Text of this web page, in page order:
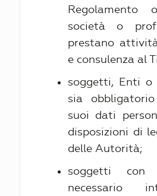
Regolamento
società o
prestano
e consulenza al
soggetti, Enti
sia
suoi dati
disposizioni di
delle Autorità;
soggetti
necessario